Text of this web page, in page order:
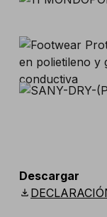
Descargar
download